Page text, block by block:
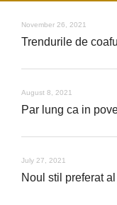
November 26, 2021
Trendurile de
August 8, 2021
Par lung ca in
July 27, 2021
Noul stil preferat